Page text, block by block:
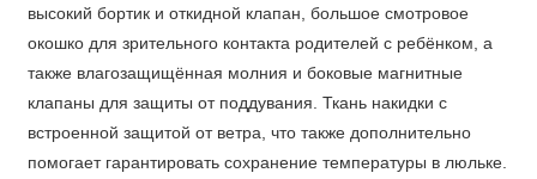
высокий бортик и откидной клапан, большое смотровое
окошко для зрительного контакта родителей с ребёнком, а
также влагозащищённая молния и боковые магнитные
клапаны для защиты от поддувания. Ткань накидки с
встроенной защитой от ветра, что также дополнительно
помогает гарантировать сохранение температуры в люльке.